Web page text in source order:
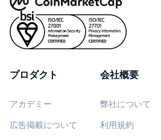
プロダクト
アカデミー
広告掲載について
会社概要
弊社について
利用規約